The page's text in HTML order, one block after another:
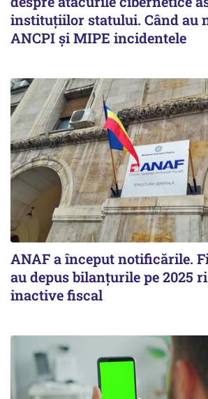
instituțiilor statului. Când au
ANCPI și MIPE incidentele
ANAF a început notificările.
au depus bilanțurile pe 2025
inactive fiscal